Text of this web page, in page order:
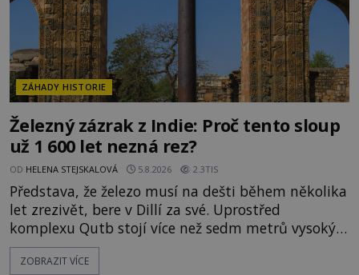
ZÁHADY HISTORIE
Železný zázrak z Indie: Proč tento sloup
už 1 600 let nezná rez?
OD HELENA STEJSKALOVÁ 5.8.2026 2.3TIS
Představa, že železo musí na dešti během několika
let zrezivět, bere v Dillí za své. Uprostřed
komplexu Qutb stojí více než sedm metrů vysoký
železný sloup, který už přibližně 1 600 let odolává
počasí s jen nepatrnými stopami koroze. Jeho
ZOBRAZIT VÍCE